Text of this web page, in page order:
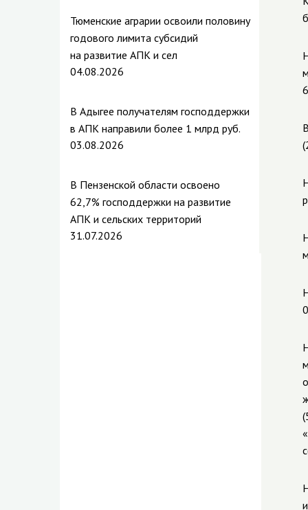
Тюменские аграрии освоили половину
годового лимита субсидий
на развитие АПК и сел
04.08.2026
В Адыгее получателям господдержки
в АПК направили более 1 млрд руб.
03.08.2026
В Пензенской области освоено
62,7% господдержки на развитие
АПК и сельских территорий
31.07.2026